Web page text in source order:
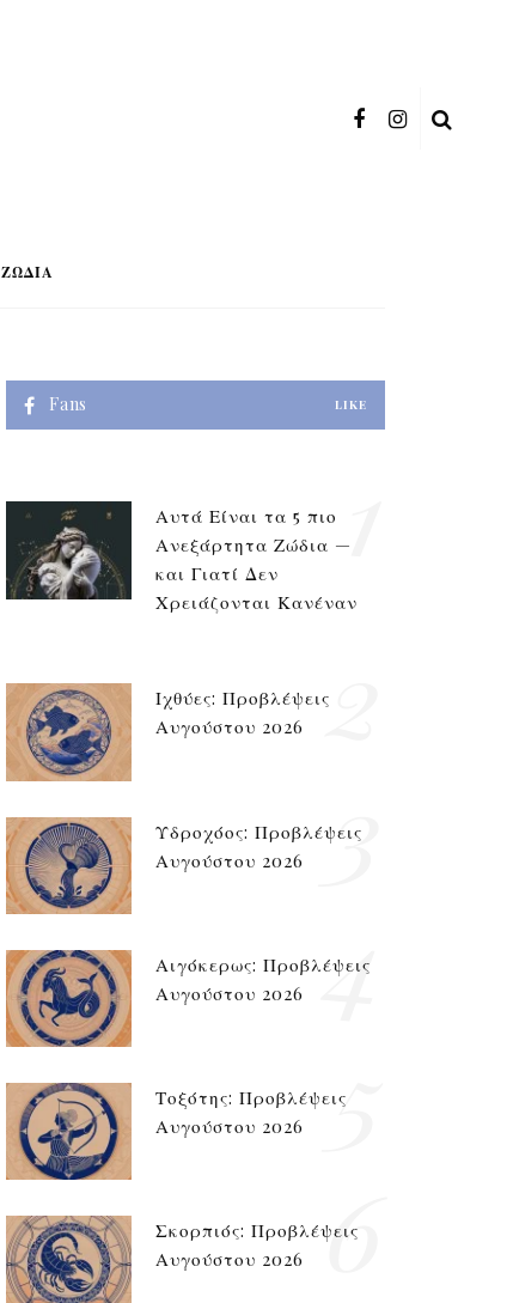
ΖΏΔΙΑ
Fans LIKE
Αυτά Είναι τα 5 πιο
Ανεξάρτητα Ζώδια —
και Γιατί Δεν
Χρειάζονται Κανέναν
1
Ιχθύες: Προβλέψεις
Αυγούστου 2026
2
Υδροχόος: Προβλέψεις
Αυγούστου 2026
3
Αιγόκερως: Προβλέψεις
Αυγούστου 2026
4
Τοξότης: Προβλέψεις
Αυγούστου 2026
5
Σκορπιός: Προβλέψεις
Αυγούστου 2026
6